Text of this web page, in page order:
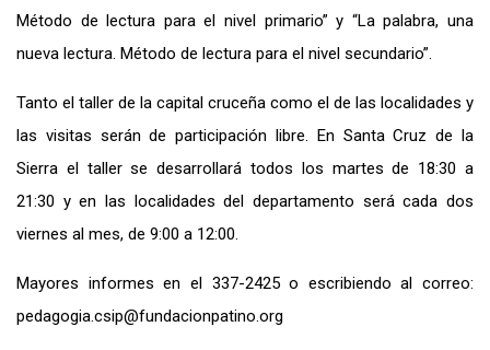
Método de lectura para el nivel primario” y “La palabra, una
nueva lectura. Método de lectura para el nivel secundario”.
Tanto el taller de la capital cruceña como el de las localidades y
las visitas serán de participación libre. En Santa Cruz de la
Sierra el taller se desarrollará todos los martes de 18:30 a
21:30 y en las localidades del departamento será cada dos
viernes al mes, de 9:00 a 12:00.
Mayores informes en el 337-2425 o escribiendo al correo:
pedagogia.csip@fundacionpatino.org